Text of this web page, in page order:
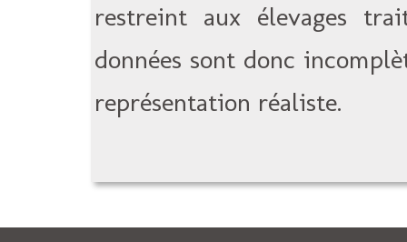
restreint aux élevages
données sont donc
représentation réaliste.